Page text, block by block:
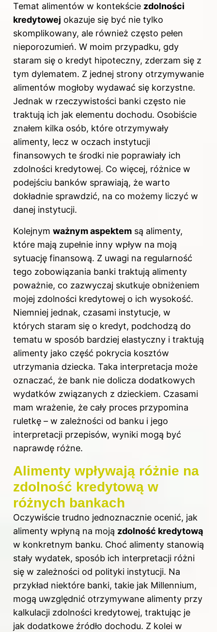
Temat alimentów w kontekście zdolności
kredytowej okazuje się być nie tylko
skomplikowany, ale również często pełen
nieporozumień. W moim przypadku, gdy
staram się o kredyt hipoteczny, zderzam się z
tym dylematem. Z jednej strony otrzymywanie
alimentów mogłoby wydawać się korzystne.
Jednak w rzeczywistości banki często nie
traktują ich jak elementu dochodu. Osobiście
znałem kilka osób, które otrzymywały
alimenty, lecz w oczach instytucji
finansowych te środki nie poprawiały ich
zdolności kredytowej. Co więcej, różnice w
podejściu banków sprawiają, że warto
dokładnie sprawdzić, na co możemy liczyć w
danej instytucji.
Kolejnym ważnym aspektem są alimenty,
które mają zupełnie inny wpływ na moją
sytuację finansową. Z uwagi na regularność
tego zobowiązania banki traktują alimenty
poważnie, co zazwyczaj skutkuje obniżeniem
mojej zdolności kredytowej o ich wysokość.
Niemniej jednak, czasami instytucje, w
których staram się o kredyt, podchodzą do
tematu w sposób bardziej elastyczny i traktują
alimenty jako część pokrycia kosztów
utrzymania dziecka. Taka interpretacja może
oznaczać, że bank nie dolicza dodatkowych
wydatków związanych z dzieckiem. Czasami
mam wrażenie, że cały proces przypomina
ruletkę – w zależności od banku i jego
interpretacji przepisów, wyniki mogą być
naprawdę różne.
Alimenty wpływają różnie na
zdolność kredytową w
różnych bankach
Oczywiście trudno jednoznacznie ocenić, jak
alimenty wpłyną na moją zdolność kredytową
w konkretnym banku. Choć alimenty stanowią
stały wydatek, sposób ich interpretacji różni
się w zależności od polityki instytucji. Na
przykład niektóre banki, takie jak Millennium,
mogą uwzględnić otrzymywane alimenty przy
kalkulacji zdolności kredytowej, traktując je
jak dodatkowe źródło dochodu. Z kolei w